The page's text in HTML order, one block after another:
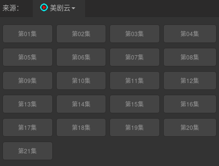
来源： 美剧云
第01集 第02集 第03集 第04集
第05集 第06集 第07集 第08集
第09集 第10集 第11集 第12集
第13集 第14集 第15集 第16集
第17集 第18集 第19集 第20集
第21集